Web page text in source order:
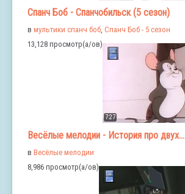
Спанч Боб - Спанчобильск (5 сезон)
в мультики спанч боб Спанч Боб - 5 сезон
13,128 просмотр(а/ов)
7:27
Весёлые мелодии - История про двух...
в Весёлые мелодии
8,986 просмотр(а/ов)